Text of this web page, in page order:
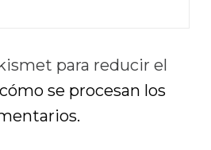
para reducir el
se procesan los